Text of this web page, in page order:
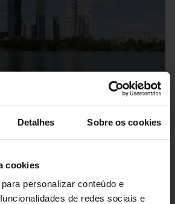
Detalhes Sobre os cookies
cookies
personalizar conteúdo e
de redes sociais e